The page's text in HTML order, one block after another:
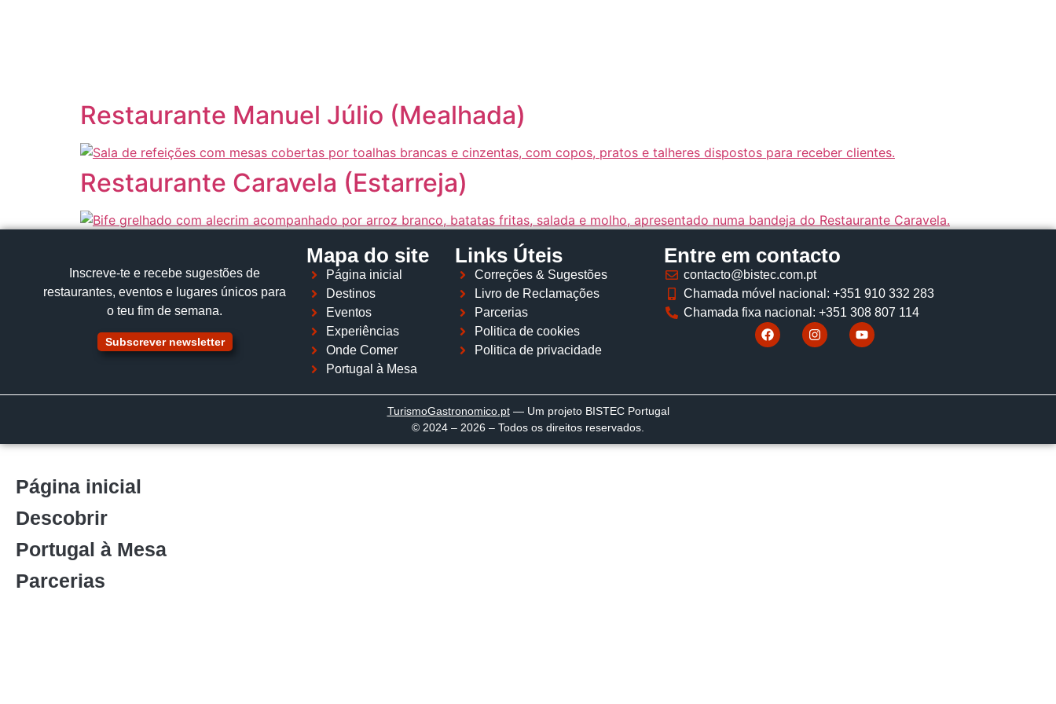
Restaurante Manuel Júlio (Mealhada)
Restaurante Caravela (Estarreja)
Inscreve‑te e recebe sugestões de
restaurantes, eventos e lugares únicos para
o teu fim de semana.
Subscrever newsletter
Mapa do site
Página inicial
Destinos
Eventos
Experiências
Onde Comer
Portugal à Mesa
Links Úteis
Correções & Sugestões
Livro de Reclamações
Parcerias
Politica de cookies
Politica de privacidade
Entre em contacto
contacto@bistec.com.pt
Chamada móvel nacional: +351 910 332 283
Chamada fixa nacional: +351 308 807 114
TurismoGastronomico.pt— Um projeto BISTEC Portugal
© 2024 – 2026 – Todos os direitos reservados.
Página inicial
Descobrir
Portugal à Mesa
Parcerias